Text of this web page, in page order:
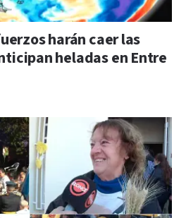
harán caer las
heladas en Entre